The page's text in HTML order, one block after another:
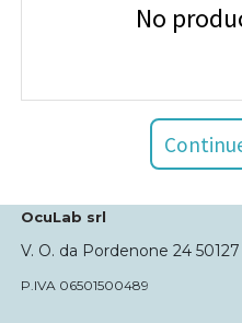
No
OcuLab srl
V. O. da Pordenone 24
P.IVA 06501500489